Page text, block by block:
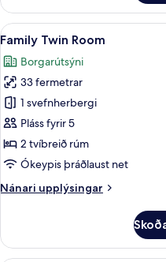
B
Skoða
allar
myndir
fyrir
Family
Twin
Room
7
Family Twin Room
Borgarútsýni
33 fermetrar
1 svefnherbergi
Pláss fyrir 5
2 tvíbreið rúm
Ókeypis þráðlaust net
Nánari upplýsingar
Nánari
Twin
Room